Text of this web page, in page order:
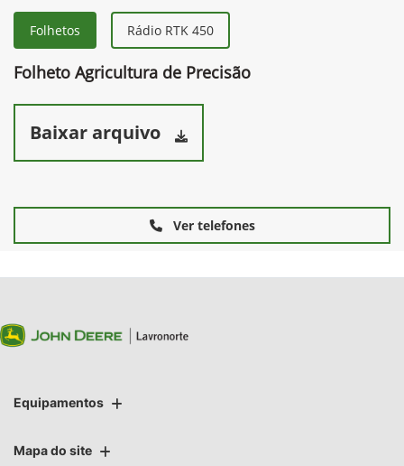
Folhetos Rádio RTK 450
Folheto Agricultura de Precisão
Baixar arquivo
Ver telefones
Equipamentos
Mapa do site